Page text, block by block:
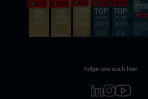
Folge uns auch hier